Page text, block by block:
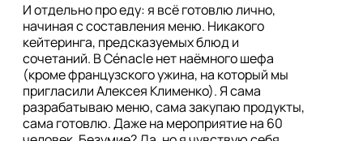
И отдельно про еду: я всё готовлю лично,
начиная с составления меню. Никакого
кейтеринга, предсказуемых блюд и
сочетаний. В Cénacle нет наёмного шефа
(кроме французского ужина, на который мы
пригласили Алексея Клименко). Я сама
разрабатываю меню, сама закупаю продукты,
сама готовлю. Даже на мероприятие на 60